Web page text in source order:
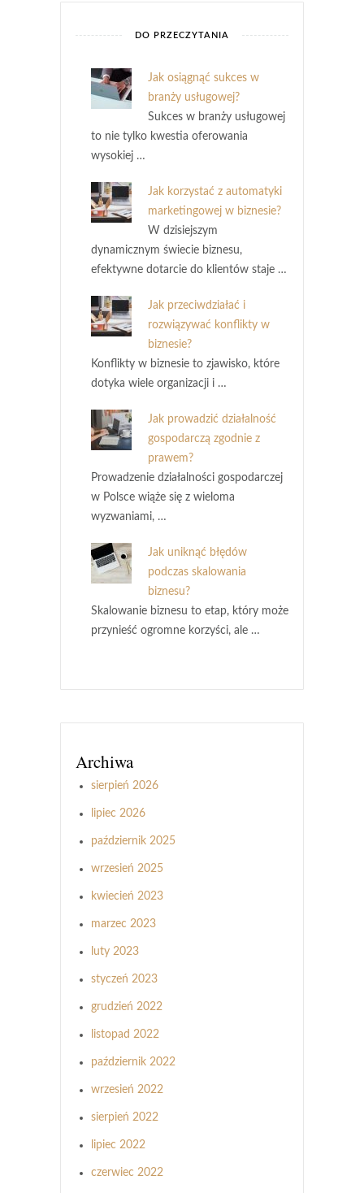
DO PRZECZYTANIA
Jak osiągnąć sukces w
branży usługowej?
Sukces w branży usługowej
to nie tylko kwestia oferowania
wysokiej …
Jak korzystać z automatyki
marketingowej w biznesie?
W dzisiejszym
dynamicznym świecie biznesu,
efektywne dotarcie do klientów staje …
Jak przeciwdziałać i
rozwiązywać konflikty w
biznesie?
Konflikty w biznesie to zjawisko, które
dotyka wiele organizacji i …
Jak prowadzić działalność
gospodarczą zgodnie z
prawem?
Prowadzenie działalności gospodarczej
w Polsce wiąże się z wieloma
wyzwaniami, …
Jak uniknąć błędów
podczas skalowania
biznesu?
Skalowanie biznesu to etap, który może
przynieść ogromne korzyści, ale …
Archiwa
sierpień 2026
lipiec 2026
październik 2025
wrzesień 2025
kwiecień 2023
marzec 2023
luty 2023
styczeń 2023
grudzień 2022
listopad 2022
październik 2022
wrzesień 2022
sierpień 2022
lipiec 2022
czerwiec 2022